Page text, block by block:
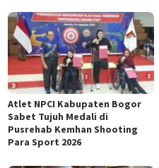
Atlet NPCI Kabupaten Bogor
Sabet Tujuh Medali di
Pusrehab Kemhan Shooting
Para Sport 2026